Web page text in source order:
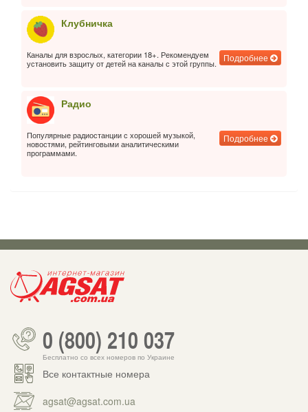
Клубничка
Подробнее
Каналы для взрослых, категории 18+. Рекомендуем
установить защиту от детей на каналы с этой группы.
Радио
Подробнее
Популярные радиостанции с хорошей музыкой,
новостями, рейтинговыми аналитическими
программами.
0 (800) 210 037
Бесплатно со всех номеров по Украине
Все контактные номера
agsat@agsat.com.ua